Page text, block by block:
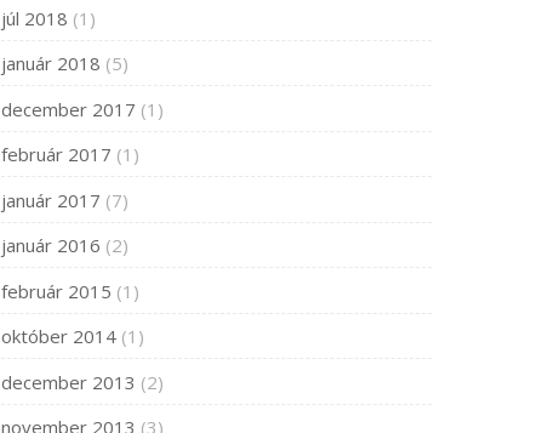
júl 2018 (1)
január 2018 (5)
december 2017 (1)
február 2017 (1)
január 2017 (7)
január 2016 (2)
február 2015 (1)
október 2014 (1)
december 2013 (2)
november 2013 (3)